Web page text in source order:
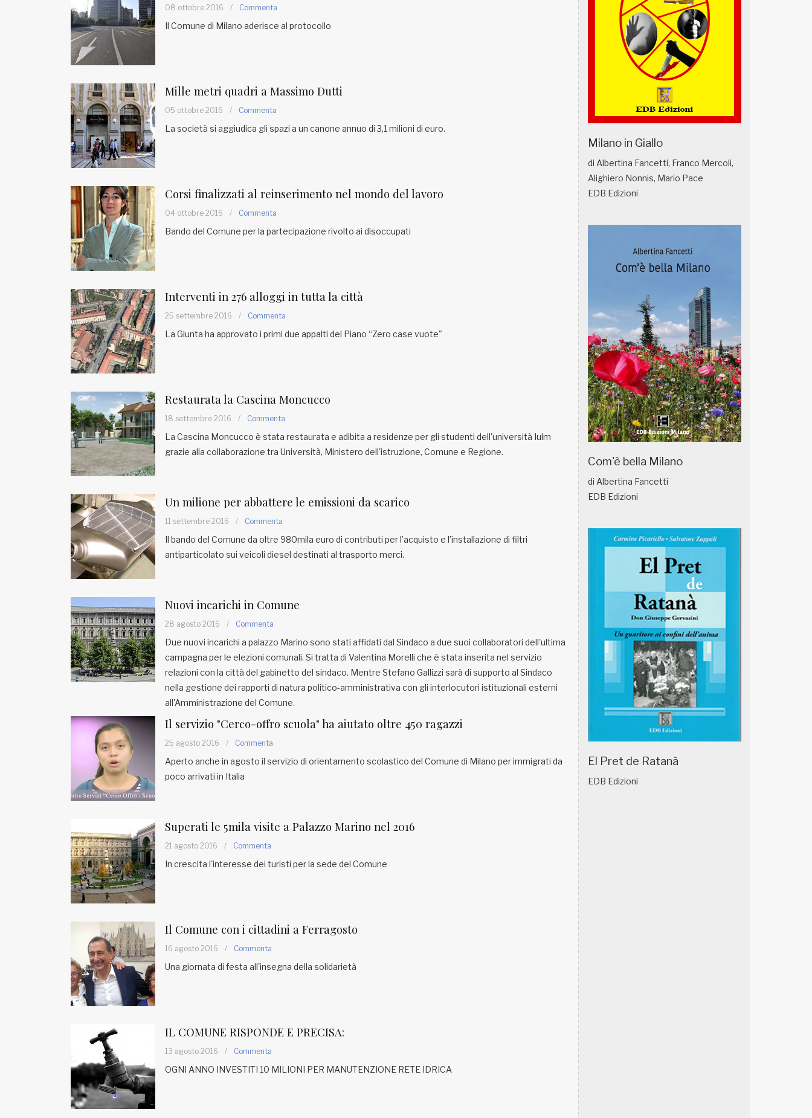
08 ottobre 2016 / Commenta
Il Comune di Milano aderisce al protocollo
Mille metri quadri a Massimo Dutti
05 ottobre 2016 / Commenta
La società si aggiudica gli spazi a un canone annuo di 3,1 milioni di euro.
Corsi finalizzati al reinserimento nel mondo del lavoro
04 ottobre 2016 / Commenta
Bando del Comune per la partecipazione rivolto ai disoccupati
Interventi in 276 alloggi in tutta la città
25 settembre 2016 / Commenta
La Giunta ha approvato i primi due appalti del Piano “Zero case vuote"
Restaurata la Cascina Moncucco
18 settembre 2016 / Commenta
La Cascina Moncucco è stata restaurata e adibita a residenze per gli studenti dell'università Iulm
grazie alla collaborazione tra Università, Ministero dell'istruzione, Comune e Regione.
Un milione per abbattere le emissioni da scarico
11 settembre 2016 / Commenta
Il bando del Comune da oltre 980mila euro di contributi per l’acquisto e l’installazione di filtri
antiparticolato sui veicoli diesel destinati al trasporto merci.
Nuovi incarichi in Comune
28 agosto 2016 / Commenta
Due nuovi incarichi a palazzo Marino sono stati affidati dal Sindaco a due suoi collaboratori dell'ultima
campagna per le elezioni comunali. Si tratta di Valentina Morelli che è stata inserita nel servizio
relazioni con la città del gabinetto del sindaco. Mentre Stefano Gallizzi sarà di supporto al Sindaco
nella gestione dei rapporti di natura politico-amministrativa con gli interlocutori istituzionali esterni
all'Amministrazione del Comune.
Il servizio "Cerco-offro scuola" ha aiutato oltre 450 ragazzi
25 agosto 2016 / Commenta
Aperto anche in agosto il servizio di orientamento scolastico del Comune di Milano per immigrati da
poco arrivati in Italia
Superati le 5mila visite a Palazzo Marino nel 2016
21 agosto 2016 / Commenta
In crescita l'interesse dei turisti per la sede del Comune
Il Comune con i cittadini a Ferragosto
16 agosto 2016 / Commenta
Una giornata di festa all'insegna della solidarietà
IL COMUNE RISPONDE E PRECISA:
13 agosto 2016 / Commenta
OGNI ANNO INVESTITI 10 MILIONI PER MANUTENZIONE RETE IDRICA
Milano in Giallo
di Albertina Fancetti, Franco Mercoli,
Alighiero Nonnis, Mario Pace
EDB Edizioni
Com'è bella Milano
di Albertina Fancetti
EDB Edizioni
El Pret de Ratanà
EDB Edizioni